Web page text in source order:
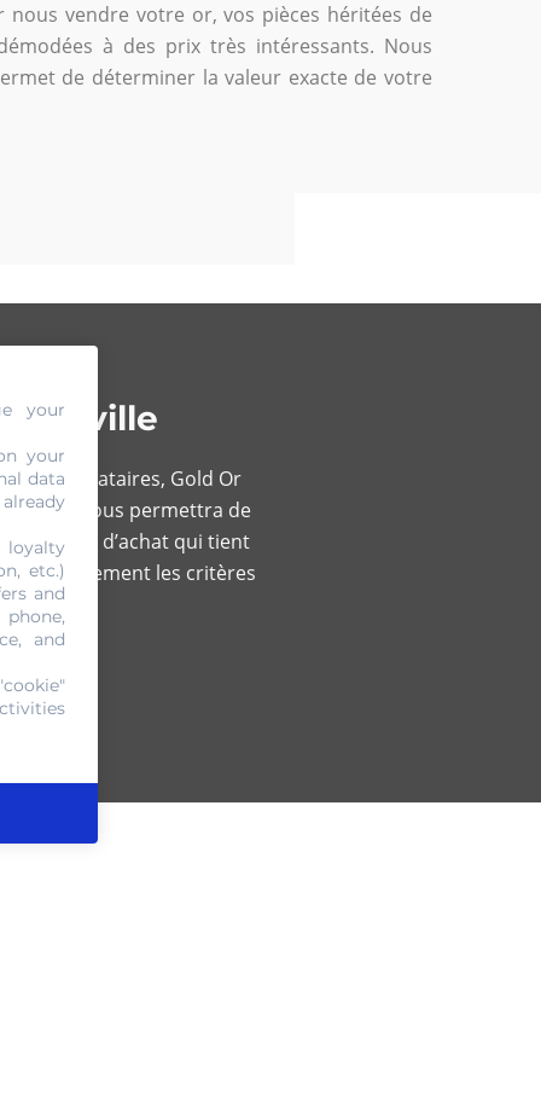
nous vendre votre or, vos pièces héritées de
à des prix très intéressants. Nous
de déterminer la valeur exacte de votre
Merville
prestataires, Gold Or
Cela vous permettra de
une offre d’achat qui tient
correctement les critères
your
your
data
loyalty
etc.)
and
and